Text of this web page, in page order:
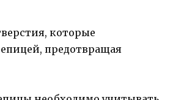
которые
предотвращая